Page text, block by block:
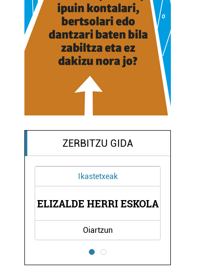
ZERBITZU GIDA
Ikastetxeak
ELIZALDE HERRI ESKOLA
Oiartzun